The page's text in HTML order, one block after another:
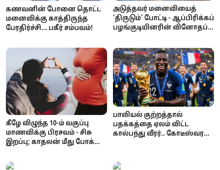
கணவனின் போனை தொட்ட
மனைவிக்கு காத்திருந்த
பேரதிர்ச்சி... பகீர் சம்பவம்!
அடுத்தவர் மனைவியைத்
'திருடும்' போட்டி - ஆப்பிரிக்கப்
பழங்குடியினரின் வினோதப்
கீழே விழுந்த 10-ம் வகுப்பு
மாணவிக்கு பிரசவம் - சிசு
இறப்பு; காதலன் மீது போக்சோ
பாலியல் குற்றத்தால்
பதக்கத்தை ஏலம் விட்ட
கால்பந்து வீரர்.. கோடீஸ்வரன்